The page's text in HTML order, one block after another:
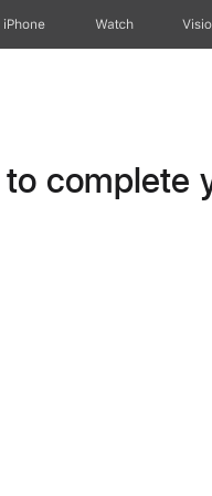
iPhone Watch
complete